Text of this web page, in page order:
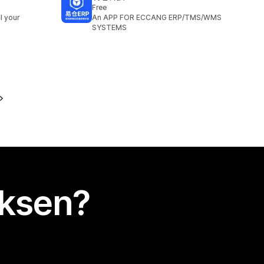
your
Free
An APP FOR ECCANG ERP/TMS/WMS
SYSTEMS